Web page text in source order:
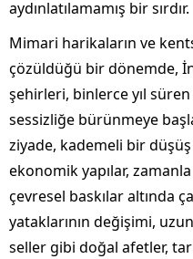
aydınlatılamamış bir sırdır.
Mimari harikaların ve
çözüldüğü bir dönemde,
şehirleri, binlerce yıl
sessizliğe bürünmeye
ziyade, kademeli bir
ekonomik yapılar,
çevresel baskılar altında
yataklarının değişimi,
seller gibi doğal afetler,